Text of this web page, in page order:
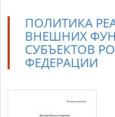
ПОЛИТИКА
ВНЕШНИХ
СУБЪЕКТОВ
ФЕДЕРАЦИИ